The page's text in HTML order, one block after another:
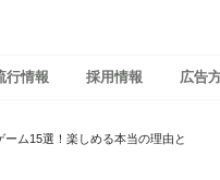
行情報 採用情報 広告
ーム15選！楽しめる本当の理由と